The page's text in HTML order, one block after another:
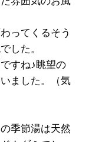
ってくるそう
した。
すね♪眺望の
ました。（気
季節湯は天然